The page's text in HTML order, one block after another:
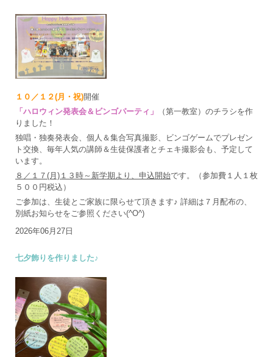
１０／１２(月・祝)開催
「ハロウィン発表会＆ビンゴパーティ」
（第一教室）のチラシを作
りました！
独唱・独奏発表会、個人＆集合写真撮影、ビンゴゲームでプレゼン
ト交換、毎年人気の講師＆生徒保護者とチェキ撮影会も、予定して
います。
８／１７(月)１３時～新学期より、申込開始です。（参加費１人１枚
５００円税込）
ご参加は、生徒とご家族に限らせて頂きます♪ 詳細は７月配布の、
別紙お知らせをご参照ください(^O^)
2026年06月27日
七夕飾りを作りました♪